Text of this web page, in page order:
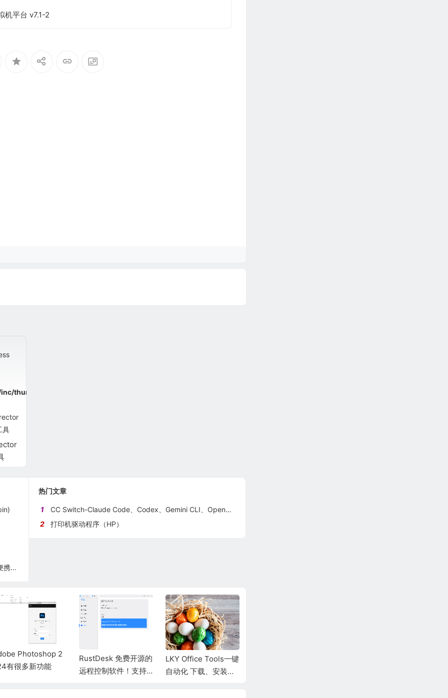
运行稳定虚拟机平台 v7.1-2
thumbnail.php
Shutter Encoder-免费而功能强大的视频格式转换软件（便携版）
热门文章
1
CC Switch-Claude Code、Codex、Gemini CLI、OpenCode、OpenClaw 和 Hermes Agent 的全方位管理工具
2
打印机驱动程序（HP）
Photoshop 2
有很多新功能
RustDesk 免费开源的
远程控制软件！支持
LKY Office Tools一键
自动化 下载、安装、